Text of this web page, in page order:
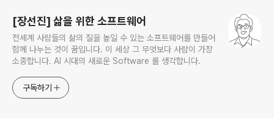
[장선진] 삶을 위한 소프트웨어
전세계 사람들의 삶의 질을 높일 수 있는 소프트웨어를 만들어
함께 나누는 것이 꿈입니다. 이 세상 그 무엇보다 사람이 가장
소중합니다. AI 시대의 새로운 Software 를 생각합니다.
구독하기